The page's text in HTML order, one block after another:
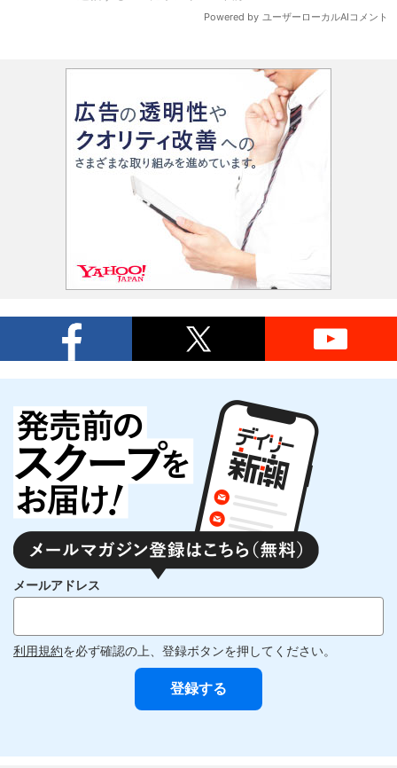
メールアドレス
利用規約を必ず確認の上、登録ボタンを押してください。